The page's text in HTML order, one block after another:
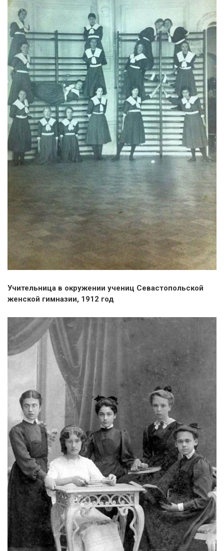
Учительница в окружении учениц Севастопольской
женской гимназии, 1912 год